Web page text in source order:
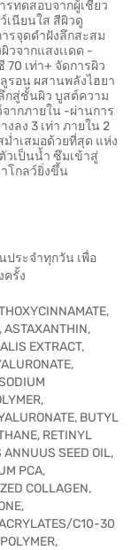
รทดสอบจากผู้เชี่ยว
เนียนใส สีผิวดู
รจุดดำฝังลึกสะสม
วจากแสงเเดด -
เท่า+ จัดการผิว
รอน ผสานพลังไฮยา
กสู่ชั้นผิว บูสต์ความ
ากภายใน -ผ่านการ
ลง 3 เท่า ภายใน 2
ำเสมอด้วยที่สุด แห่ง
วเป็นน้ำ ซึมเข้าสู่
โกลว์ยิ่งขึ้น
ประจำทุกวัน เพื่อ
รั้ง
ASTAXANTHIN,
EXTRACT,
BUTYL
RETINYL
ANNUUS SEED OIL,
PCA,
COLLAGEN,
C10-30